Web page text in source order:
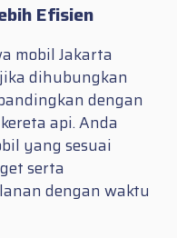
Efisien
mobil Jakarta
dihubungkan
dengan
api. Anda
yang sesuai
serta
dengan waktu